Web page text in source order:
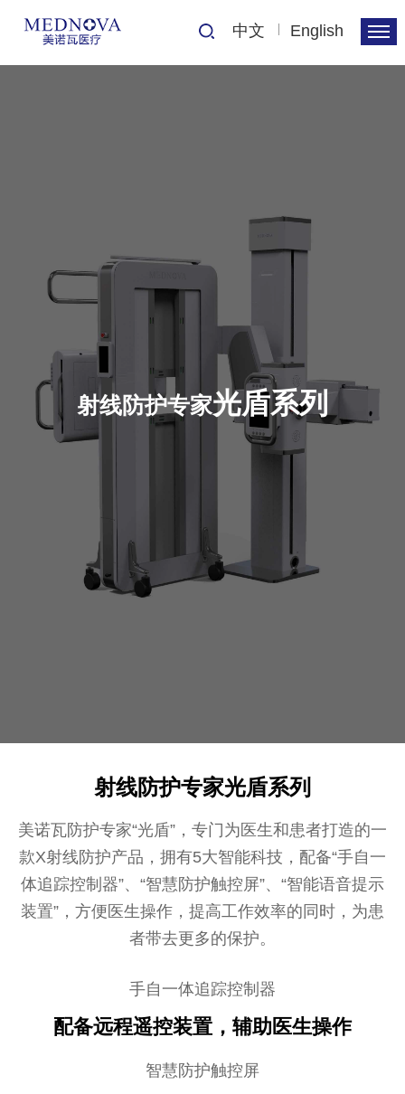
中文 English
射线防护专家光盾系列
射线防护专家光盾系列
美诺瓦防护专家“光盾”，专门为医生和患者打造的一
款X射线防护产品，拥有5大智能科技，配备“手自一
体追踪控制器”、“智慧防护触控屏”、“智能语音提示
装置”，方便医生操作，提高工作效率的同时，为患
者带去更多的保护。
手自一体追踪控制器
配备远程遥控装置，辅助医生操作
智慧防护触控屏